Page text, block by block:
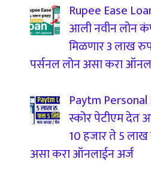
Rupee Ease
आली नवीन लोन
मिळणार 3 लाख
पर्सनल लोन असा करा
Paytm Personal
स्कोर पेटीएम देत
10 हजार ते 5
असा करा ऑनलाईन अर्ज